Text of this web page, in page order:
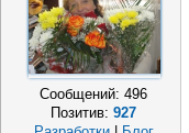
Сообщений:496
Позитив:927